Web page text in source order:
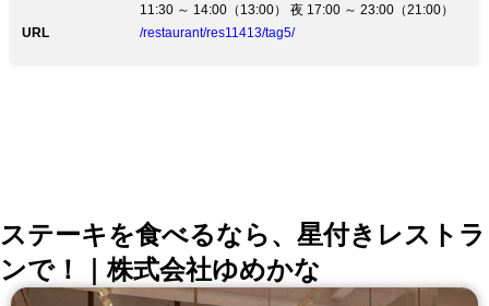
11:30 ～ 14:00（13:00） 夜 17:00 ～ 23:00（21:00）
URL
/restaurant/res11413/tag5/
ステーキを食べるなら、星付きレストラ
ンで！｜株式会社ゆめかな